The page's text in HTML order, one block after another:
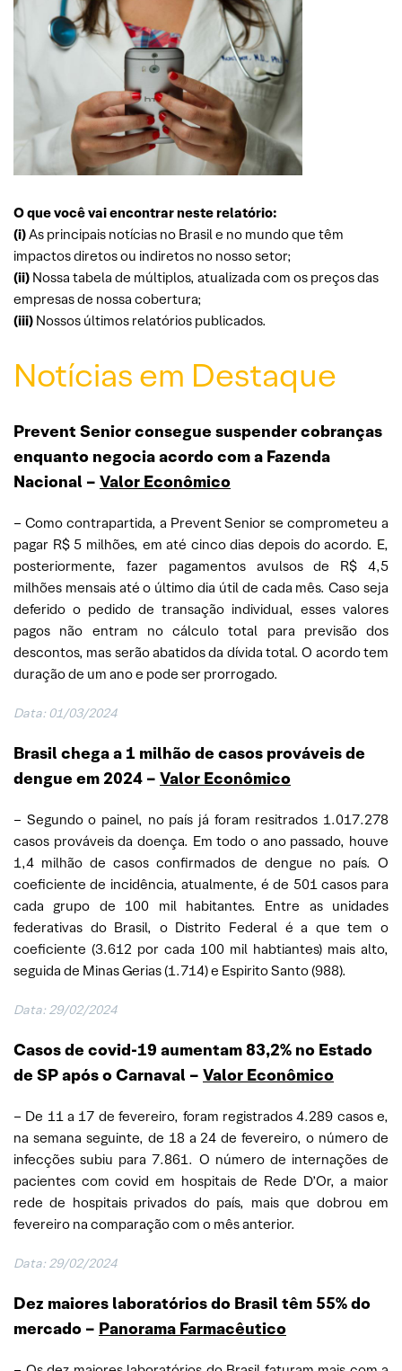
O que você vai encontrar neste relatório:
(i)As principais notícias no Brasil e no mundo que têm
impactos diretos ou indiretos no nosso setor;
(ii) Nossa tabela de múltiplos, atualizada com os preços das
empresas de nossa cobertura;
(iii) Nossos últimos relatórios publicados.
Notícias em Destaque
Prevent Senior consegue suspender cobranças
enquanto negocia acordo com a Fazenda
Nacional – Valor Econômico
– Como contrapartida, a Prevent Senior se comprometeu a
pagar R$ 5 milhões, em até cinco dias depois do acordo. E,
posteriormente, fazer pagamentos avulsos de R$ 4,5
milhões mensais até o último dia útil de cada mês. Caso seja
deferido o pedido de transação individual, esses valores
pagos não entram no cálculo total para previsão dos
descontos, mas serão abatidos da dívida total. O acordo tem
duração de um ano e pode ser prorrogado.
Data: 01/03/2024
Brasil chega a 1 milhão de casos prováveis de
dengue em 2024 – Valor Econômico
– Segundo o painel, no país já foram resitrados 1.017.278
casos prováveis da doença. Em todo o ano passado, houve
1,4 milhão de casos confirmados de dengue no país. O
coeficiente de incidência, atualmente, é de 501 casos para
cada grupo de 100 mil habitantes. Entre as unidades
federativas do Brasil, o Distrito Federal é a que tem o
coeficiente (3.612 por cada 100 mil habtiantes) mais alto,
seguida de Minas Gerias (1.714) e Espirito Santo (988).
Data: 29/02/2024
Casos de covid-19 aumentam 83,2% no Estado
de SP após o Carnaval – Valor Econômico
– De 11 a 17 de fevereiro, foram registrados 4.289 casos e,
na semana seguinte, de 18 a 24 de fevereiro, o número de
infecções subiu para 7.861. O número de internações de
pacientes com covid em hospitais de Rede D’Or, a maior
rede de hospitais privados do país, mais que dobrou em
fevereiro na comparação com o mês anterior.
Data: 29/02/2024
Dez maiores laboratórios do Brasil têm 55% do
mercado – Panorama Farmacêutico